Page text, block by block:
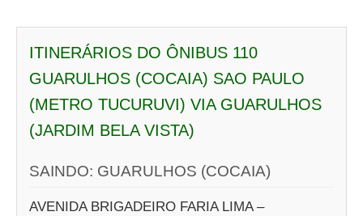
ITINERÁRIOS DO ÔNIBUS 110
GUARULHOS (COCAIA) SAO PAULO
(METRO TUCURUVI) VIA GUARULHOS
(JARDIM BELA VISTA)
SAINDO: GUARULHOS (COCAIA)
AVENIDA BRIGADEIRO FARIA LIMA –